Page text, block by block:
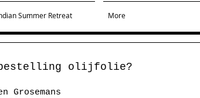
Summer Retreat More
bestelling olijfolie?
Grosemans